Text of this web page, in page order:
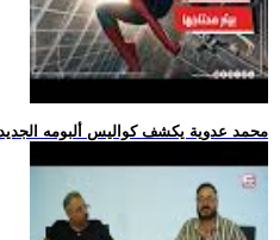
.. محمد عدوية يكشف كواليس ألبومه